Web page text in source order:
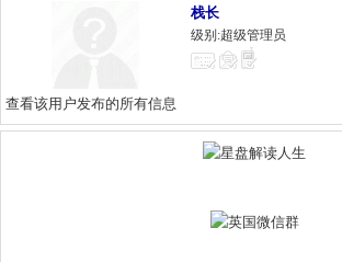
栈长
级别:超级管理员
查看该用户发布的所有信息